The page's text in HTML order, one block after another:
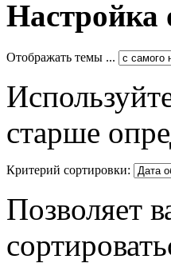
Настройка
Отображать темы ...
старше
Критерий сортировки:
Позволяет